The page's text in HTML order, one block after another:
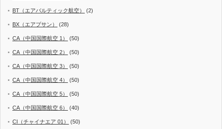
BT（エアバルティック航空） (2)
BX（エアプサン） (28)
CA（中国国際航空 1） (50)
CA（中国国際航空 2） (50)
CA（中国国際航空 3） (50)
CA（中国国際航空 4） (50)
CA（中国国際航空 5） (50)
CA（中国国際航空 6） (40)
CI（チャイナエア 01） (50)